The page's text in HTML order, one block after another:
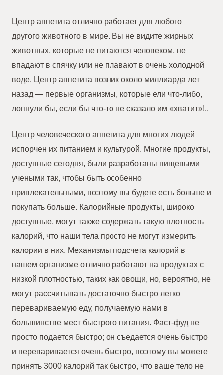
Центр аппетита отлично работает для любого
другого животного в мире. Вы не видите жирных
животных, которые не питаются человеком, не
впадают в спячку или не плавают в очень холодной
воде. Центр аппетита возник около миллиарда лет
назад — первые организмы, которые ели что-либо,
лопнули бы, если бы что-то не сказало им «хватит»!..
Центр человеческого аппетита для многих людей
испорчен их питанием и культурой. Многие продукты,
доступные сегодня, были разработаны пищевыми
учеными так, чтобы быть особенно
привлекательными, поэтому вы будете есть больше и
покупать больше. Калорийные продукты, широко
доступные, могут также содержать такую плотность
калорий, что наши тела просто не могут измерить
калории в них. Механизмы подсчета калорий в
нашем организме отлично работают на продуктах с
низкой плотностью, таких как овощи, но, вероятно, не
могут рассчитывать достаточно быстро легко
перевариваемую еду, получаемую нами в
большинстве мест быстрого питания. Фаст-фуд не
просто подается быстро; он съедается очень быстро
и переваривается очень быстро, поэтому вы можете
принять 3000 калорий так быстро, что ваше тело не